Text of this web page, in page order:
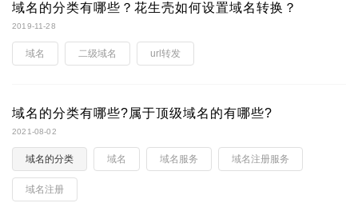
域名的分类有哪些？花生壳如何设置域名转换？
2019-11-28
域名 二级域名 url转发
域名的分类有哪些?属于顶级域名的有哪些?
2021-08-02
域名的分类 域名 域名服务 域名注册服务
域名注册